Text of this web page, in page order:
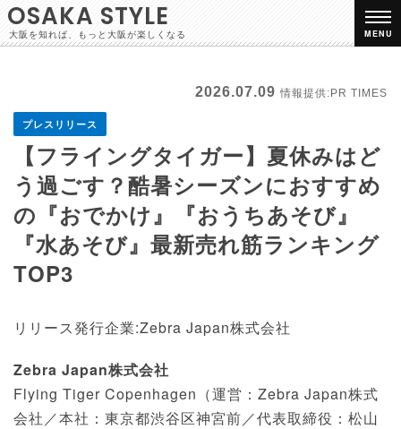
OSAKA STYLE
大阪を知れば、もっと大阪が楽しくなる MENU
2026.07.09 情報提供:PR TIMES
プレスリリース
【フライングタイガー】夏休みはど
う過ごす？酷暑シーズンにおすすめ
の『おでかけ』『おうちあそび』
『水あそび』最新売れ筋ランキング
TOP3
リリース発行企業:Zebra Japan株式会社
Zebra Japan株式会社
Flying Tiger Copenhagen（運営：Zebra Japan株式
会社／本社：東京都渋谷区神宮前／代表取締役：松山